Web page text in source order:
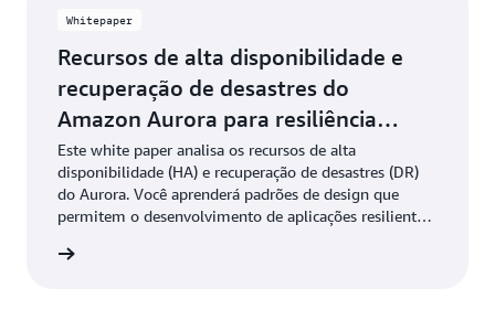
Whitepaper
Recursos de alta disponibilidade e
recuperação de desastres do
Amazon Aurora para resiliência
global
Este white paper analisa os recursos de alta
disponibilidade (HA) e recuperação de desastres (DR)
do Aurora. Você aprenderá padrões de design que
permitem o desenvolvimento de aplicações resilientes
disponibilidade (HA) e recuperação de desastres (DR)